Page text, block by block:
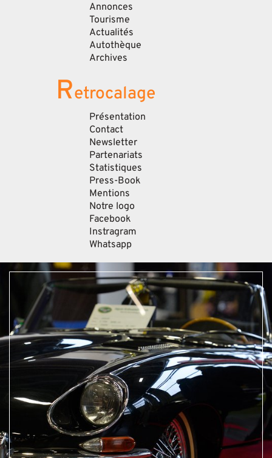
Annonces
Tourisme
Actualités
Autothèque
Archives
Retrocalage
Présentation
Contact
Newsletter
Partenariats
Statistiques
Press-Book
Mentions
Notre logo
Facebook
Instragram
Whatsapp